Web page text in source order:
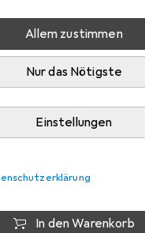
Allem zustimmen
Nur das Nötigste
Einstellungen
Sehr gut
beim Lieferanten
wenn schneller
für genaue
In den Warenkorb